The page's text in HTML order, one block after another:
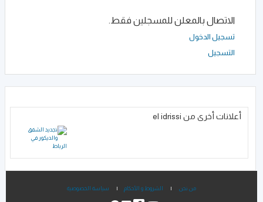
الاتصال بالمعلن للمسجلين فقط.
تسجيل الدخول
التسجيل
أعلانات أخرى من el idrissi
من نحن | الشروط و الأحكام | سياسة الخصوصية